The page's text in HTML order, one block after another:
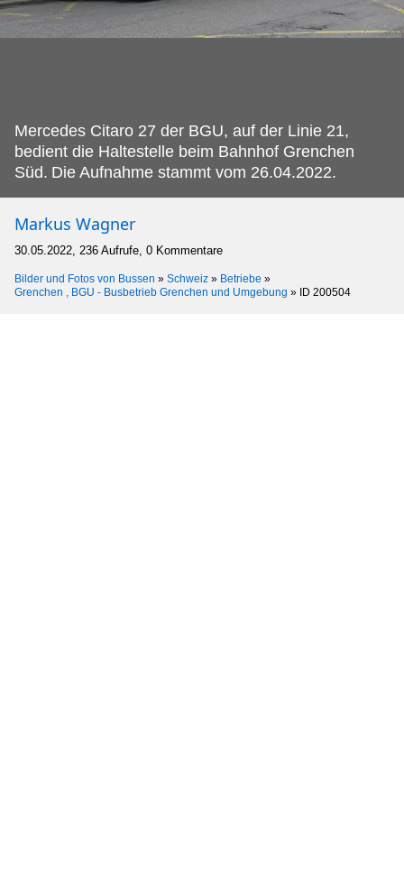
Mercedes Citaro 27 der BGU, auf der Linie 21,
bedient die Haltestelle beim Bahnhof Grenchen
Süd. Die Aufnahme stammt vom 26.04.2022.
Markus Wagner
30.05.2022, 236 Aufrufe, 0 Kommentare
Bilder und Fotos von Bussen » Schweiz » Betriebe »
Grenchen , BGU - Busbetrieb Grenchen und Umgebung » ID 200504